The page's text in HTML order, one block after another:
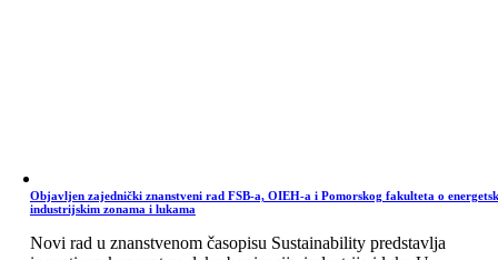
Objavljen zajednički znanstveni rad FSB-a, OIEH-a i Pomorskog fakulteta o
industrijskim zonama i lukama
Novi rad u znanstvenom časopisu Sustainability predstavlja